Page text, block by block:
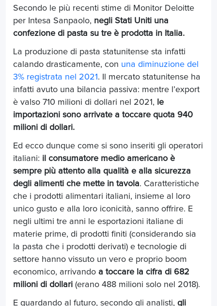
Secondo le più recenti stime di Monitor Deloitte
per Intesa Sanpaolo, negli Stati Uniti una
confezione di pasta su tre è prodotta in Italia.
La produzione di pasta statunitense sta infatti
calando drasticamente, con una diminuzione del
3% registrata nel 2021. Il mercato statunitense ha
infatti avuto una bilancia passiva: mentre l’export
è valso 710 milioni di dollari nel 2021,
le
importazioni sono arrivate a toccare quota 940
milioni di dollari.
Ed ecco dunque come si sono inseriti gli operatori
italiani: il consumatore medio americano è
sempre più attento alla qualità e alla sicurezza
degli alimenti che mette in tavola. Caratteristiche
che i prodotti alimentari italiani, insieme al loro
unico gusto e alla loro iconicità, sanno offrire. E
negli ultimi tre anni le esportazioni italiane di
materie prime, di prodotti finiti (considerando sia
la pasta che i prodotti derivati) e tecnologie di
settore hanno vissuto un vero e proprio boom
economico, arrivando a toccare la cifra di 682
milioni di dollari (erano 488 milioni solo nel 2018).
E guardando al futuro, secondo gli analisti, gli